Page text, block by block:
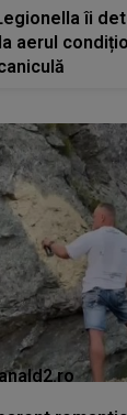
îi
aerul